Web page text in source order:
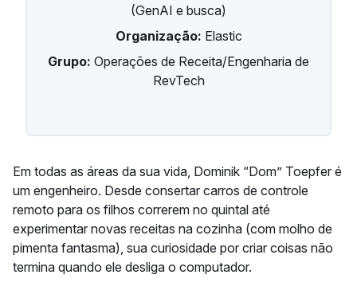
(GenAI e busca)
Organização: Elastic
Grupo: Operações de Receita/Engenharia de
RevTech
Em todas as áreas da sua vida, Dominik “Dom” Toepfer é
um engenheiro. Desde consertar carros de controle
remoto para os filhos correrem no quintal até
experimentar novas receitas na cozinha (com molho de
pimenta fantasma), sua curiosidade por criar coisas não
termina quando ele desliga o computador.